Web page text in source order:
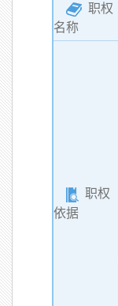
职权
名称
职权
依据